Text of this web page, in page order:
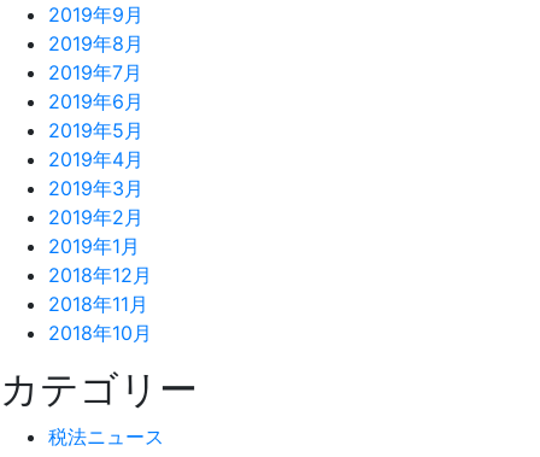
2019年9月
2019年8月
2019年7月
2019年6月
2019年5月
2019年4月
2019年3月
2019年2月
2019年1月
2018年12月
2018年11月
2018年10月
カテゴリー
税法ニュース